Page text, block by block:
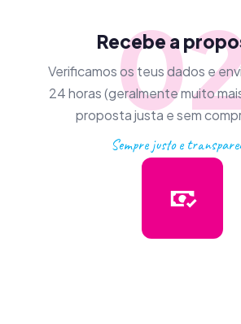
Recebe a
Verificamos os teus dados e
24 horas (geralmente muito
proposta justa e sem
Sempre justo e